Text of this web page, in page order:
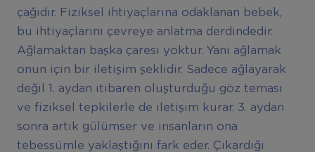
çağıdır. Fiziksel ihtiyaçlarına odaklanan bebek,
bu ihtiyaçlarını çevreye anlatma derdindedir.
Ağlamaktan başka çaresi yoktur. Yani ağlamak
onun için bir iletişim şeklidir. Sadece ağlayarak
değil 1. aydan itibaren oluşturduğu göz teması
ve fiziksel tepkilerle de iletişim kurar. 3. aydan
sonra artık gülümser ve insanların ona
tebessümle yaklaştığını fark eder. Çıkardığı